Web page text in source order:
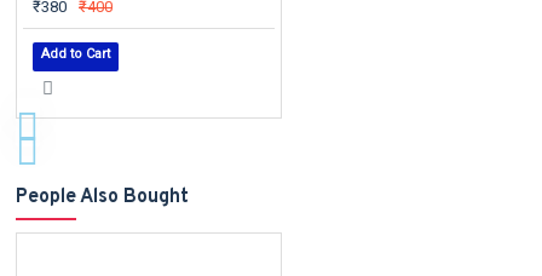
₹380 ₹400
Add to Cart
People Also Bought